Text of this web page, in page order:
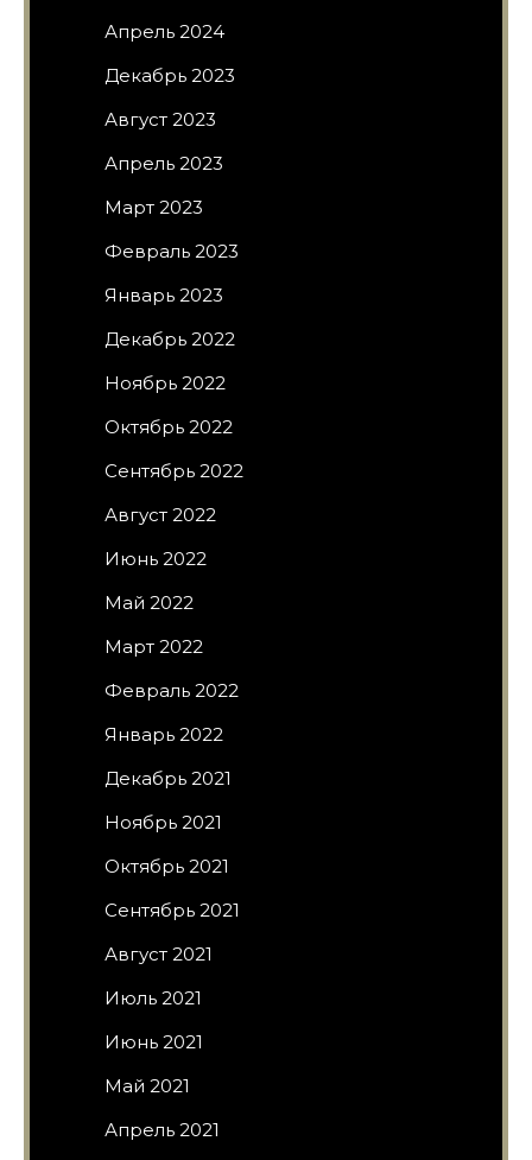
Апрель 2024
Декабрь 2023
Август 2023
Апрель 2023
Март 2023
Февраль 2023
Январь 2023
Декабрь 2022
Ноябрь 2022
Октябрь 2022
Сентябрь 2022
Август 2022
Июнь 2022
Май 2022
Март 2022
Февраль 2022
Январь 2022
Декабрь 2021
Ноябрь 2021
Октябрь 2021
Сентябрь 2021
Август 2021
Июль 2021
Июнь 2021
Май 2021
Апрель 2021